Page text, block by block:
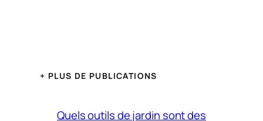
+ PLUS DE PUBLICATIONS
Quels outils de jardin sont des